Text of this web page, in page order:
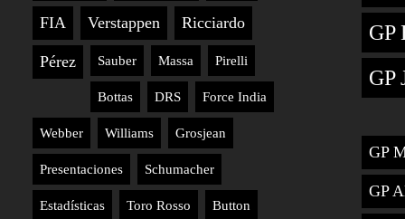
FIA Verstappen Ricciardo
Pérez Sauber Massa Pirelli
Bottas DRS Force India
Webber Williams Grosjean
Presentaciones Schumacher
Estadísticas Toro Rosso Button
GP
GP
GP
GP